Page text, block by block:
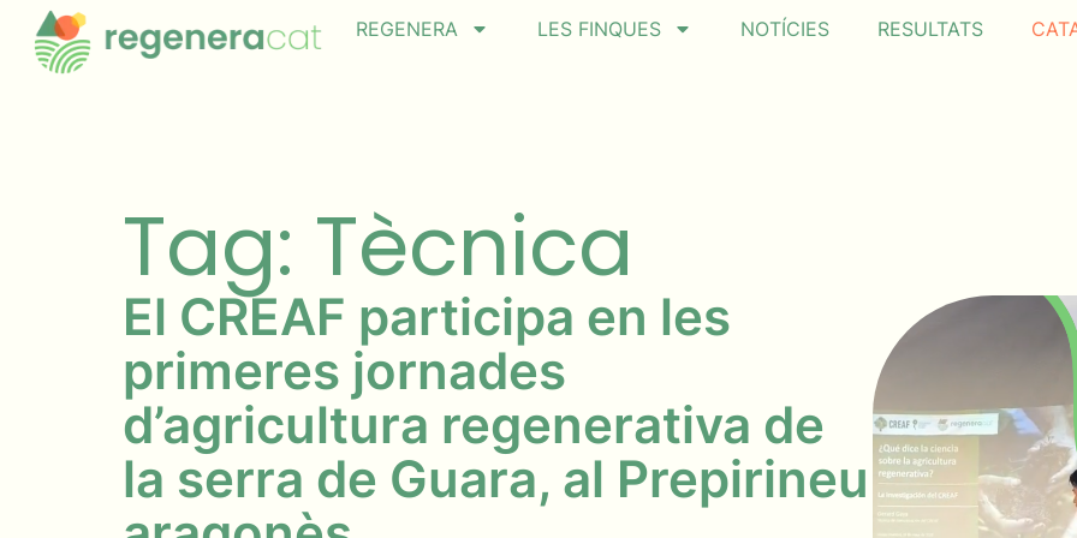
REGENERA LES FINQUES NOTÍCIES RESULTATS
Tag: Tècnica
El CREAF participa en les
primeres jornades
d’agricultura regenerativa de
la serra de Guara, al Prepirineu